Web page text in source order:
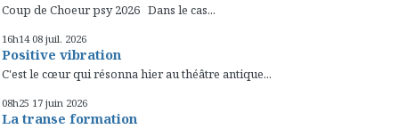
Coup de Choeur psy 2026 Dans le cas...
16h14 08 juil. 2026
Positive vibration
C'est le cœur qui résonna hier au théâtre antique...
08h25 17 juin 2026
La transe formation